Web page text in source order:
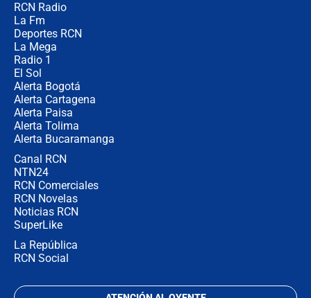
RCN Radio
La Fm
Deportes RCN
La Mega
Radio 1
El Sol
Alerta Bogotá
Alerta Cartagena
Alerta Paisa
Alerta Tolima
Alerta Bucaramanga
Canal RCN
NTN24
RCN Comerciales
RCN Novelas
Noticias RCN
SuperLike
La República
RCN Social